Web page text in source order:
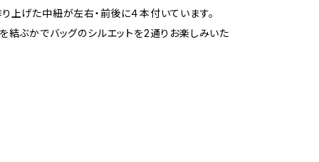
上げた中紐が左右・前後に４本付いています。
結ぶかでバッグのシルエットを2通りお楽しみいた